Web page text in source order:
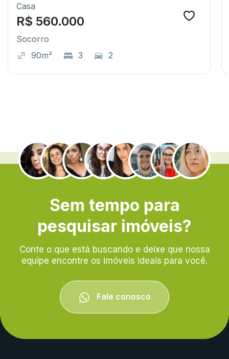
Casa
R$ 560.000
Socorro
90m²
3 2
.
Sem tempo para
pesquisar imóveis?
Conte o que está buscando e deixe que nossa
equipe encontre os imóveis ideais para você.
Fale conosco